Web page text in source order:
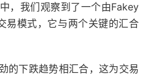
，我们观察到了一个由Fakey
易模式，它与两个关键的汇合
的下跌趋势相汇合，这为交易